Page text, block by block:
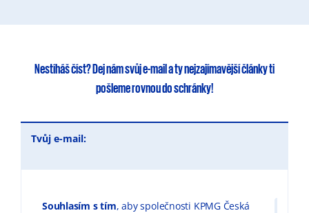
Nestíháš číst?Dej nám svůj e-maila tynejzajímavější článkyti
pošleme rovnou do schránky!
Tvůj e-mail:
Souhlasím s tím, aby společnosti KPMG Česká